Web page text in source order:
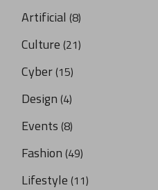
Artificial (8)
Culture (21)
Cyber(15)
Design (4)
Events (8)
Fashion (49)
Lifestyle (11)